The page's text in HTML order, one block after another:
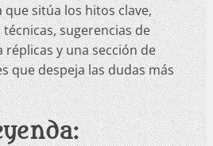
sitúa los hitos clave,
sugerencias de
y una sección de
que despeja las dudas más